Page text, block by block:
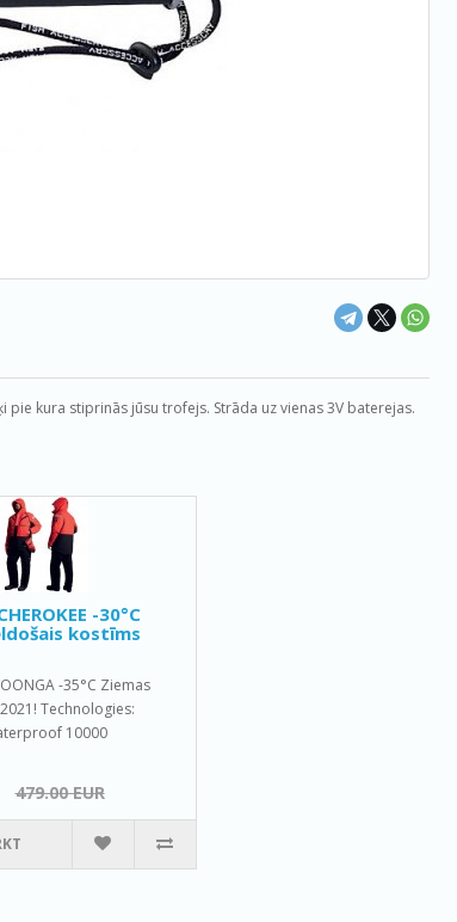
kura stiprinās jūsu trofejs. Strāda uz vienas 3V baterejas.
-30°C
kostīms
-35°C Ziemas
Technologies:
10000
479.00 EUR